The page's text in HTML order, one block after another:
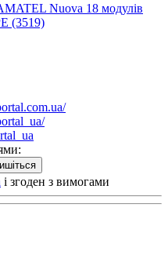
Nuova 18 модулів
(3519)
і згоден з вимогами